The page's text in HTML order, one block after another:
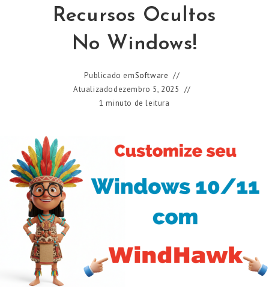
Recursos Ocultos
No Windows!
Publicado emSoftware
Atualizadodezembro 5, 2025
1 minuto de leitura